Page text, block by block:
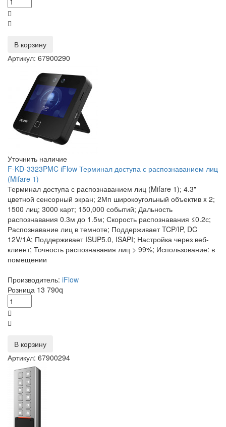
В корзину
Артикул: 67900290
Уточнить наличие
F-KD-3323PMC iFlow Терминал доступа с распознаванием лиц
(Mifare 1)
Терминал доступа с распознаванием лиц (Mifare 1); 4.3"
цветной сенсорный экран; 2Мп широкоугольный объектив x 2;
1500 лиц; 3000 карт; 150,000 событий; Дальность
распознавания 0.3м до 1.5м; Скорость распознавания ≤0.2с;
Распознавание лиц в темноте; Поддерживает TCP/IP, DC
12V/1A; Поддерживает ISUP5.0, ISAPI; Настройка через веб-
клиент; Точность распознавания лиц > 99%; Использование: в
помещении
Производитель: iFlow
Розница 13 790q
В корзину
Артикул: 67900294